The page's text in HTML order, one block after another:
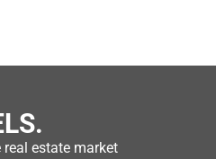
estate market